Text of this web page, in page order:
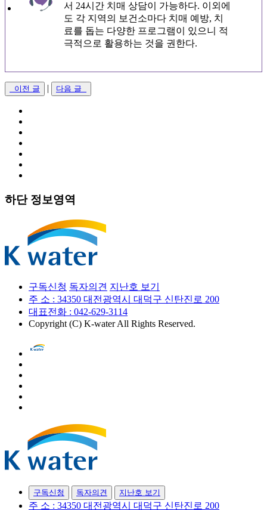
서 24시간 치매 상담이 가능하다. 이외에
도 각 지역의 보건소마다 치매 예방, 치
료를 돕는 다양한 프로그램이 있으니 적
극적으로 활용하는 것을 권한다.
이전 글 | 다음 글
하단 정보영역
구독신청 독자의견 지난호 보기
주 소 : 34350 대전광역시 대덕구 신탄진로 200
대표전화 : 042-629-3114
Copyright (C) K-water All Rights Reserved.
구독신청 독자의견 지난호 보기
주 소 : 34350 대전광역시 대덕구 신탄진로 200